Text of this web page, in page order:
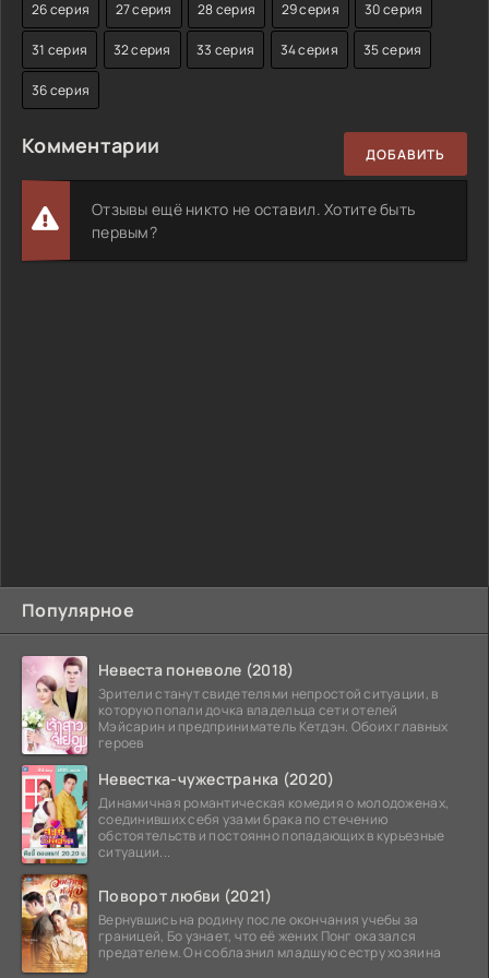
Популярное
Невеста поневоле (2018)
Зрители станут свидетелями непростой ситуации, в
которую попали дочка владельца сети отелей
Мэйсарин и предприниматель Кетдэн. Обоих главных
героев
Невестка-чужестранка (2020)
Динамичная романтическая комедия о молодоженах,
соединивших себя узами брака по стечению
обстоятельств и постоянно попадающих в курьезные
ситуации...
Поворот любви (2021)
Вернувшись на родину после окончания учебы за
границей, Бо узнает, что её жених Понг оказался
предателем. Он соблазнил младшую сестру хозяина
26 серия 27 серия 28 серия 29 серия 30 серия
31 серия 32 серия 33 серия 34 серия 35 серия
36 серия
Комментарии ДОБАВИТЬ
Отзывы ещё никто не оставил. Хотите быть
первым?